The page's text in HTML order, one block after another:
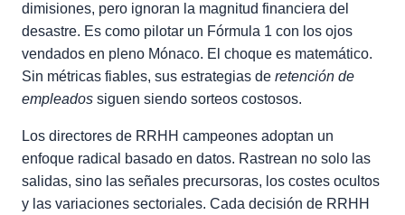
dimisiones, pero ignoran la magnitud financiera del
desastre. Es como pilotar un Fórmula 1 con los ojos
vendados en pleno Mónaco. El choque es matemático.
Sin métricas fiables, sus estrategias de retención de
empleados siguen siendo sorteos costosos.
Los directores de RRHH campeones adoptan un
enfoque radical basado en datos. Rastrean no solo las
salidas, sino las señales precursoras, los costes ocultos
y las variaciones sectoriales. Cada decisión de RRHH